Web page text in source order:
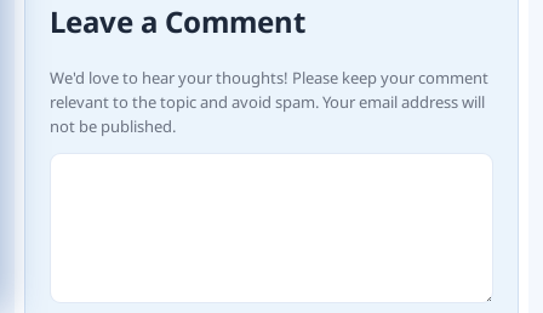
Leave a Comment
We'd love to hear your thoughts! Please keep your comment
relevant to the topic and avoid spam. Your email address will
not be published.
Comment